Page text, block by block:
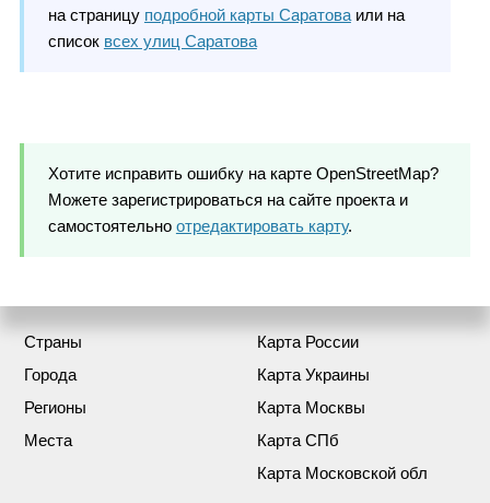
на страницу подробной карты Саратоваили на
список всех улиц Саратова
Хотите исправить ошибку на карте OpenStreetMap?
Можете зарегистрироваться на сайте проекта и
самостоятельно отредактировать карту.
Страны
Города
Регионы
Места
Карта России
Карта Украины
Карта Москвы
Карта СПб
Карта Московской обл